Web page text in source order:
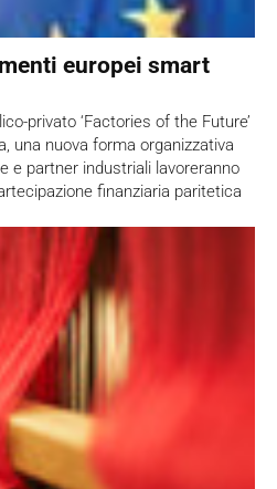
europei smart
privato ‘Factories of the Future’
una nuova forma organizzativa
e partner industriali lavoreranno
finanziaria paritetica